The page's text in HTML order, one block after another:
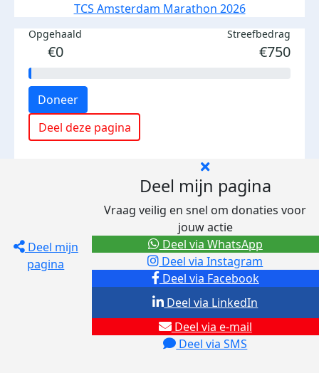
TCS Amsterdam Marathon 2026
Opgehaald
€0
Streefbedrag
€750
Doneer
Deel deze pagina
Deel mijn
pagina
Deel mijn pagina
Vraag veilig en snel om donaties voor
jouw actie
Deel via Facebook
Deel via Instagram
Deel via e-mail
Deel via SMS
Deel via LinkedIn
Deel via WhatsApp